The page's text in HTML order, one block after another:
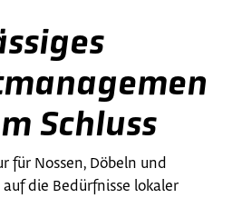
Schluss
für Nossen, Döbeln und
die Bedürfnisse lokaler